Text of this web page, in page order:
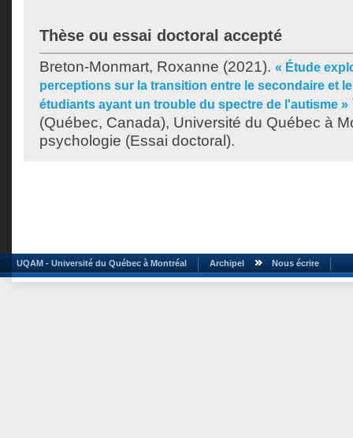
Thèse ou essai doctoral accepté
Breton-Monmart, Roxanne (2021). « Étude
perceptions sur la transition entre le secondaire et
étudiants ayant un trouble du spectre de l'autisme »
(Québec, Canada), Université du Québec à
psychologie (Essai doctoral).
UQAM - Université du Québec à Montréal Archipel Nous écrire